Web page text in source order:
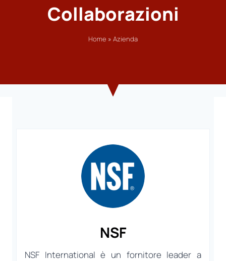
Collaborazioni
Home » Azienda
NSF
NSF International è un fornitore leader a